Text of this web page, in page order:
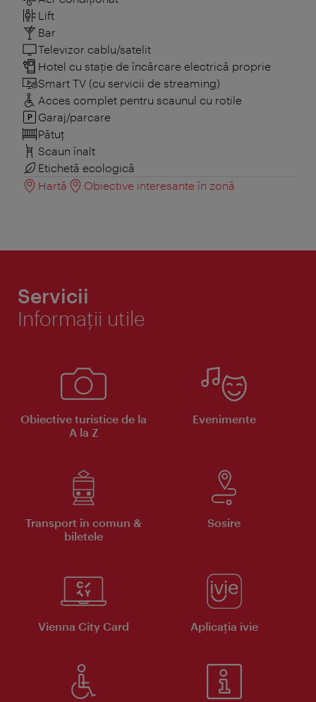
Lift
Bar
Televizor cablu/satelit
Hotel cu stație de încărcare electrică proprie
Smart TV (cu servicii de streaming)
Acces complet pentru scaunul cu rotile
Garaj/parcare
Pătuţ
Scaun înalt
Etichetă ecologică
Hartă
Obiective interesante în zonă
Servicii
Informaţii utile
Obiective turistice de la
A la Z
Evenimente
Transport în comun &
biletele
Sosire
Vienna City Card Aplicaţia ivie